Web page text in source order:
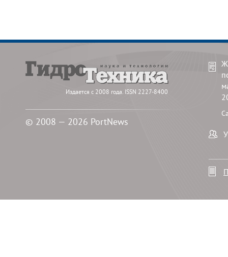
Издается с 2008 года. ISSN 2227-8400
© 2008 — 2026 PortNews